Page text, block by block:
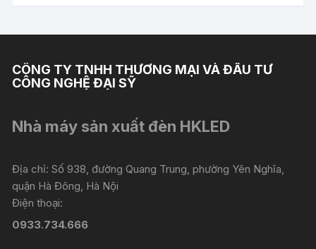
CÔNG TY TNHH THƯƠNG MẠI VÀ ĐẦU TƯ
CÔNG NGHỆ ĐẠI SỸ
Nhà máy sản xuất đèn HKLED
Địa chỉ: Số 938, đường Quang Trung, phường Yên Nghĩa,
quận Hà Đông, Hà Nội
Điện thoại:
0933.734.666